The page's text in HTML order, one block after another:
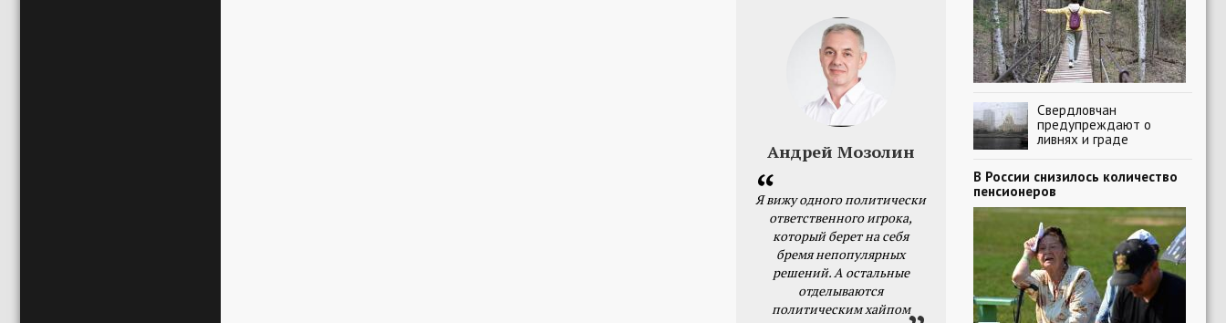
Андрей Мозолин
Я вижу одного политически
ответственного игрока,
который берет на себя
бремя непопулярных
решений. А остальные
отделываются
политическим хайпом
Свердловчан
предупреждают о
ливнях и граде
В России снизилось количество
пенсионеров